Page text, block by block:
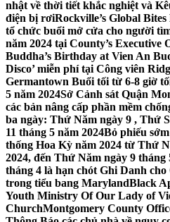
nhật về thời tiết khắc nghiệt và
điện bị rơiRockville’s Global Bites
tổ chức buổi mở cửa cho người
năm 2024 tại County’s Executive
Buddha’s Birthday at Vien An
Disco’ miễn phí tại Công viên
Germantown Buổi tối từ 6-8 giờ
5 năm 2024Sở Cảnh sát Quận
các bản nâng cấp phần mềm
ba ngày: Thứ Năm ngày 9 , Thứ
11 tháng 5 năm 2024Bỏ phiếu
thống Hoa Kỳ năm 2024 từ Thứ
2024, đến Thứ Năm ngày 9 tháng
tháng 4 là hạn chót Ghi Danh
trong tiểu bang MarylandBlack
Youth Ministry Of Our Lady of
ChurchMontgomery County